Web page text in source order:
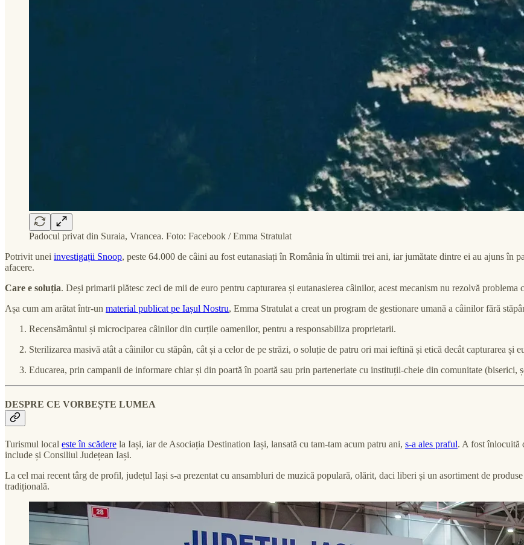
Padocul privat din Suraia, Vrancea. Foto: Facebook / Emma Stratulat
Potrivit unei investigații Snoop, peste 64.000 de câini au fost eutanasiați în România în ultimii trei ani, iar jumătate dintre ei au ajuns în
afacere.
Care e soluția. Deși primarii plătesc zeci de mii de euro pentru capturarea și eutanasierea câinilor, acest mecanism nu rezolvă problema
Așa cum am arătat într-un material publicat pe Iașul Nostru, Emma Stratulat a creat un program de gestionare umană a câinilor fără
Recensământul și microciparea câinilor din curțile oamenilor, pentru a responsabiliza proprietarii.
Sterilizarea masivă atât a câinilor cu stăpân, cât și a celor de pe străzi, o soluție de patru ori mai ieftină și etică decât capturarea și
Educarea, prin campanii de informare chiar și din poartă în poartă sau prin parteneriate cu instituții-cheie din comunitate (biserici,
DESPRE CE VORBEȘTE LUMEA
Turismul local este în scădere la Iași, iar de Asociația Destination Iași, lansată cu tam-tam acum patru ani, s-a ales praful. A fost înlocuită
include și Consiliul Județean Iași.
La cel mai recent târg de profil, județul Iași s-a prezentat cu ansambluri de muzică populară, olărit, daci liberi și un asortiment de
tradițională.